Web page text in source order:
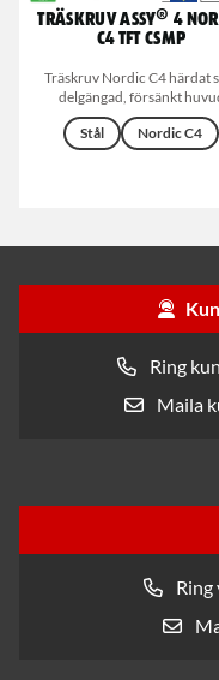
Träskruv ASSY® 4
C4 TFT CSMP
Träskruv Nordic C4 härdat
delgängad, försänkt
Stål
Nordic C4
Ring
Maila
Ring